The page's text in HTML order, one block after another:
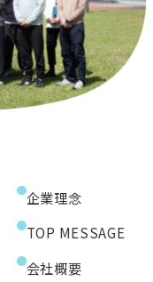
企業理念
TOP MESSAGE
会社概要